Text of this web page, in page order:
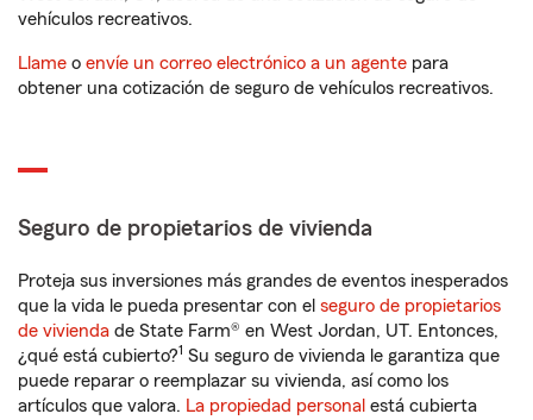
vehículos recreativos.
Llame o envíe un correo electrónico a un agente para
obtener una cotización de seguro de vehículos recreativos.
Seguro de propietarios de vivienda
Proteja sus inversiones más grandes de eventos inesperados
que la vida le pueda presentar con el seguro de propietarios
de vivienda de State Farm® en West Jordan, UT. Entonces,
¿qué está cubierto?1 Su seguro de vivienda le garantiza que
puede reparar o reemplazar su vivienda, así como los
artículos que valora. La propiedad personal está cubierta